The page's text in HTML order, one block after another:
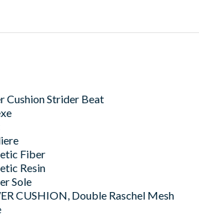
Cushion Strider Beat
Fiber
Resin
Sole
CUSHION, Double Raschel Mesh